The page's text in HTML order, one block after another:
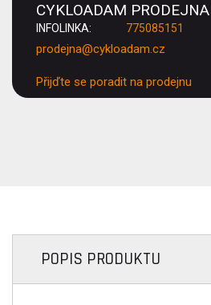
CYKLOADAM PRODEJNA
INFOLINKA: 775085151
prodejna@cykloadam.cz
Přijďte se poradit na prodejnu
POPIS PRODUKTU